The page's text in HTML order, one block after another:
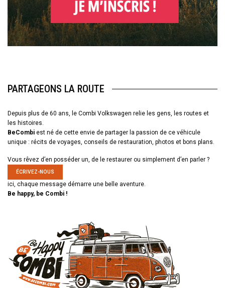
PARTAGEONS LA ROUTE
Depuis plus de 60 ans, le Combi Volkswagen relie les gens, les routes et
les histoires.
BeCombi est né de cette envie de partager la passion de ce véhicule
unique : récits de voyages, conseils de restauration, photos et bons plans.
Vous rêvez d’en posséder un, de le restaurer ou simplement d’en parler ?
ÉCRIVEZ-NOUS
ici, chaque message démarre une belle aventure.
Be happy, be Combi !